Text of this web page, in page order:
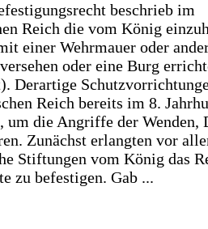
beschrieb im
Reich die vom König
einer Wehrmauer oder
oder eine Burg
Derartige
Reich bereits im 8.
um die Angriffe der Wenden,
Zunächst erlangten vor
Stiftungen vom König das
zu befestigen. Gab ...